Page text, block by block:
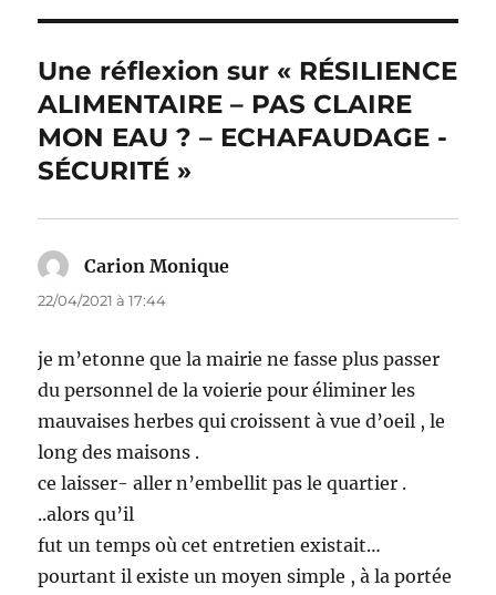
Une réflexion sur « RÉSILIENCE
ALIMENTAIRE – PAS CLAIRE
MON EAU ? – ECHAFAUDAGE -
SÉCURITÉ »
Carion Monique
22/04/2021 à 17:44
je m’etonne que la mairie ne fasse plus passer
du personnel de la voierie pour éliminer les
mauvaises herbes qui croissent à vue d’oeil , le
long des maisons .
ce laisser- aller n’embellit pas le quartier .
..alors qu’il
fut un temps où cet entretien existait…
pourtant il existe un moyen simple , à la portée